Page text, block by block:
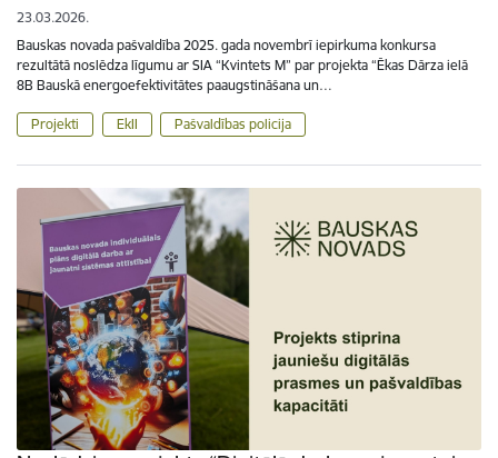
23.03.2026.
Bauskas novada pašvaldība 2025. gada novembrī iepirkuma konkursa
rezultātā noslēdza līgumu ar SIA “Kvintets M” par projekta “Ēkas Dārza ielā
8B Bauskā energoefektivitātes paaugstināšana un…
Projekti EkII Pašvaldības policija